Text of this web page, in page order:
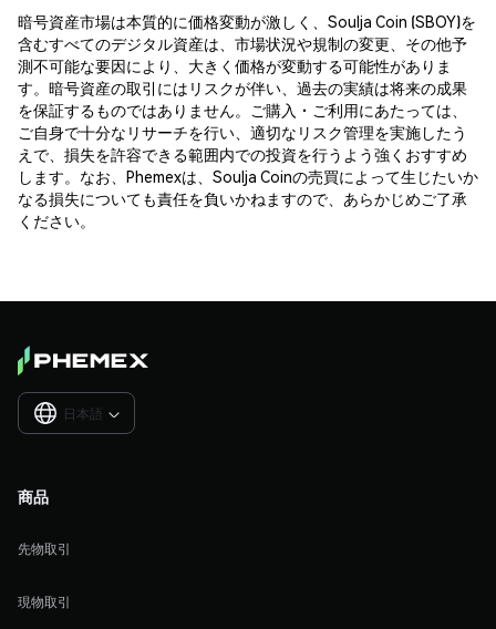
暗号資産市場は本質的に価格変動が激しく、Soulja Coin (SBOY)を
含むすべてのデジタル資産は、市場状況や規制の変更、その他予
測不可能な要因により、大きく価格が変動する可能性がありま
す。暗号資産の取引にはリスクが伴い、過去の実績は将来の成果
を保証するものではありません。ご購入・ご利用にあたっては、
ご自身で十分なリサーチを行い、適切なリスク管理を実施したう
えで、損失を許容できる範囲内での投資を行うよう強くおすすめ
します。なお、Phemexは、Soulja Coinの売買によって生じたいか
なる損失についても責任を負いかねますので、あらかじめご了承
ください。
日本語 
商品
先物取引
現物取引